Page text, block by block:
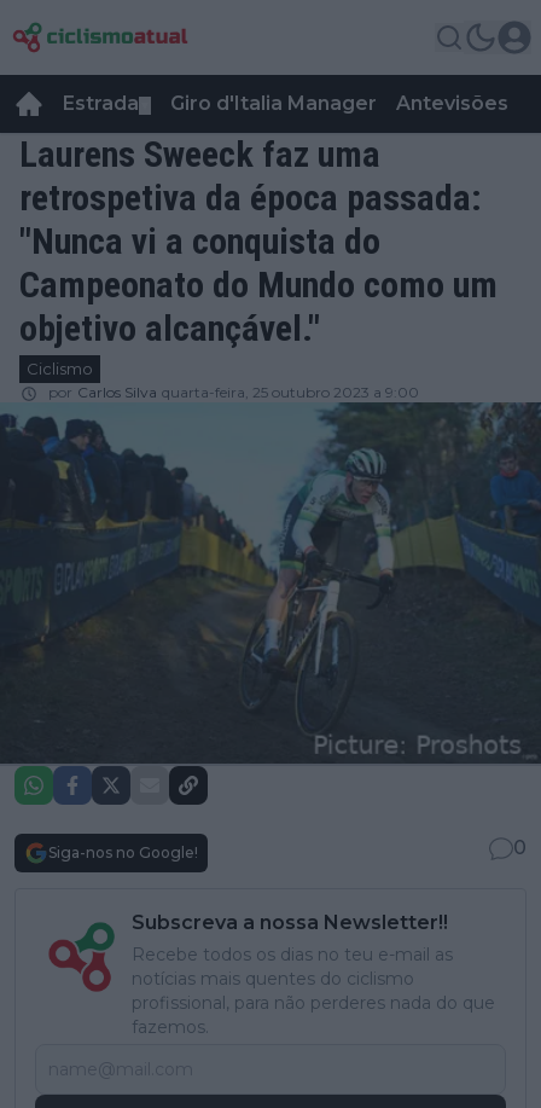
Estrada Giro d'Italia Manager Antevisões
Laurens Sweeck faz uma
retrospetiva da época passada:
"Nunca vi a conquista do
Campeonato do Mundo como um
objetivo alcançável."
Ciclismo
por Carlos Silva quarta-feira, 25 outubro 2023 a 9:00
Siga-nos no Google! 0
Subscreva a nossa Newsletter!!
Recebe todos os dias no teu e-mail as
notícias mais quentes do ciclismo
profissional, para não perderes nada do que
fazemos.